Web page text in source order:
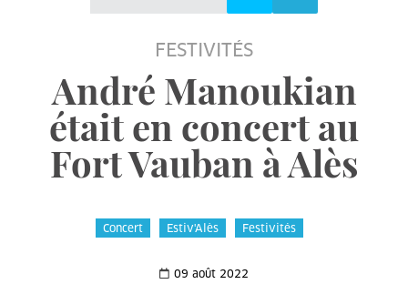
FESTIVITÉS
André Manoukian
était en concert au
Fort Vauban à Alès
Concert Estiv'Alès Festivités
09 août 2022